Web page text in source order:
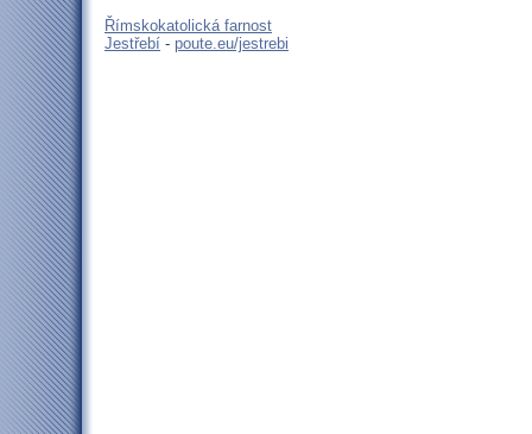
Římskokatolická farnost
Jestřebí - poute.eu/jestrebi